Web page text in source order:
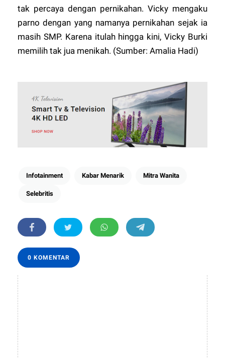
tak percaya dengan pernikahan. Vicky mengaku
parno dengan yang namanya pernikahan sejak ia
masih SMP. Karena itulah hingga kini, Vicky Burki
memilih tak jua menikah. (Sumber: Amalia Hadi)
Infotainment Kabar Menarik Mitra Wanita
Selebritis
0 KOMENTAR